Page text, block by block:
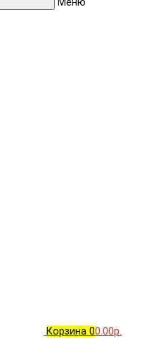
Меню
Корзина 00.00р.